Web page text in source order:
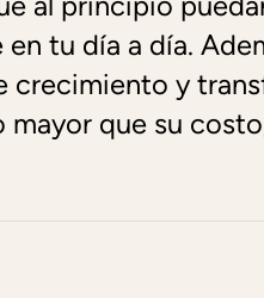
tu día a día.
y
que su